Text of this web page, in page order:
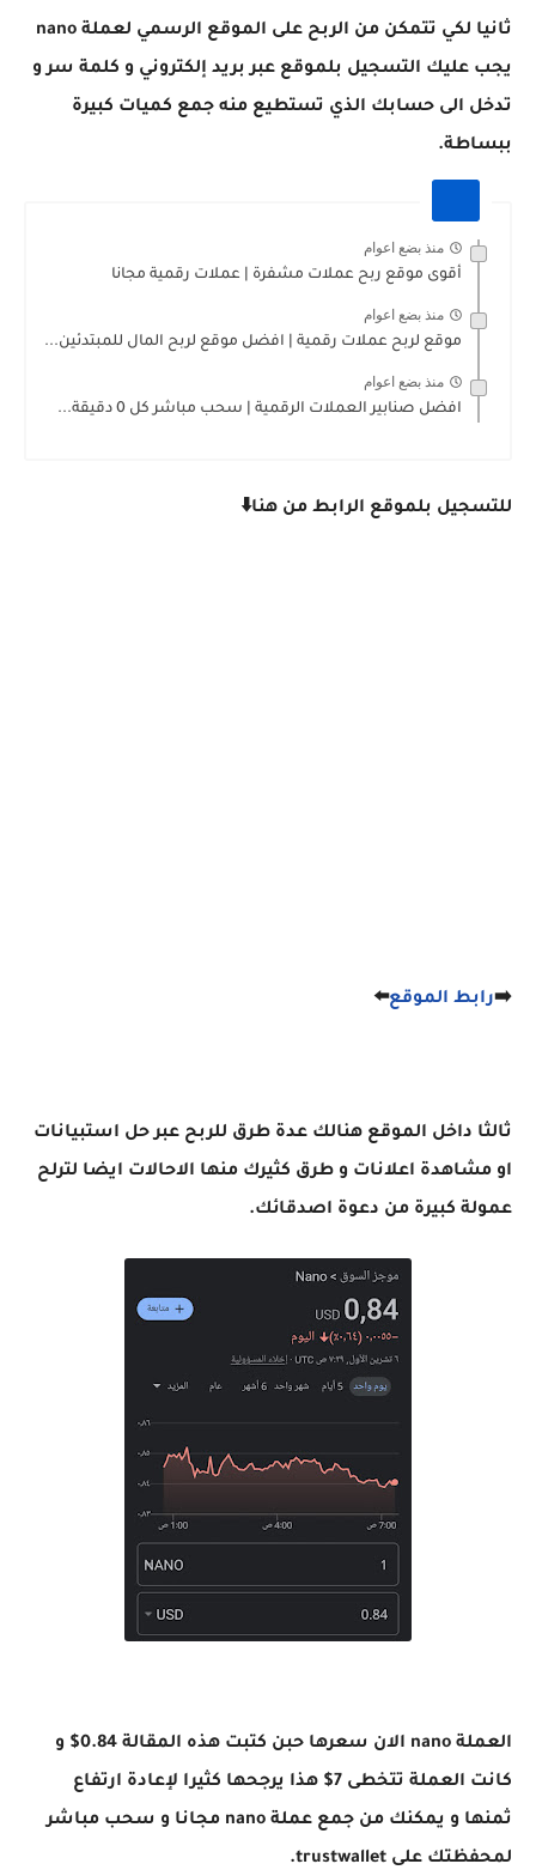
ثانيا لكي تتمكن من الربح على الموقع الرسمي لعملة nano
يجب عليك التسجيل بلموقع عبر بريد إلكتروني و كلمة سر و
تدخل الى حسابك الذي تستطيع منه جمع كميات كبيرة
ببساطة.
منذ بضع اعوام
أقوى موقع ربح عملات مشفرة | عملات رقمية مجانا
منذ بضع اعوام
موقع لربح عملات رقمية | افضل موقع لربح المال للمبتدئين...
منذ بضع اعوام
افضل صنابير العملات الرقمية | سحب مباشر كل 0 دقيقة...
للتسجيل بلموقع الرابط من هنا⬇️
➡️رابط الموقع⬅️
ثالثا داخل الموقع هنالك عدة طرق للربح عبر حل استبيانات
او مشاهدة اعلانات و طرق كثيرك منها الاحالات ايضا لترلح
عمولة كبيرة من دعوة اصدقائك.
العملة nano الان سعرها حبن كتبت هذه المقالة 0.84$ و
كانت العملة تتخطى 7$ هذا يرجحها كثيرا لإعادة ارتفاع
ثمنها و يمكنك من جمع عملة nano مجانا و سحب مباشر
لمحفظتك على trustwallet.